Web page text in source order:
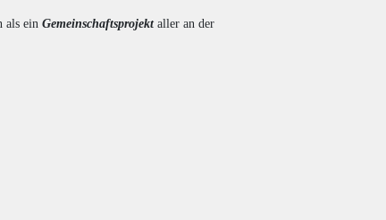
als ein Gemeinschaftsprojektaller an der